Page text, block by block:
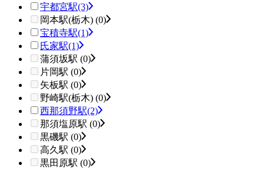
宇都宮駅(3)
岡本駅(栃木) (0)
宝積寺駅(1)
氏家駅(1)
蒲須坂駅 (0)
片岡駅 (0)
矢板駅 (0)
野崎駅(栃木) (0)
西那須野駅(2)
那須塩原駅 (0)
黒磯駅 (0)
高久駅 (0)
黒田原駅 (0)